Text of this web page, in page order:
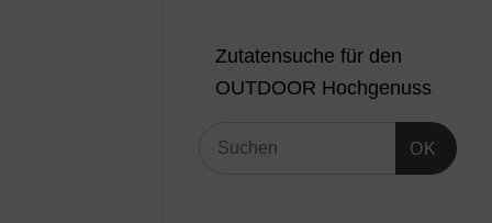
Zutatensuche für den
OUTDOOR Hochgenuss
OK